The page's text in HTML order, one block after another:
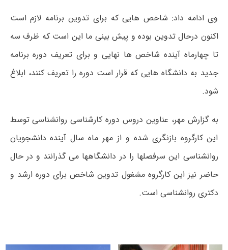
وی ادامه داد: شاخص هایی که برای تدوین برنامه لازم است
اکنون درحال تدوین بوده و پیش بینی ما این است که ظرف سه
تا چهارماه آینده شاخص ها نهایی و برای تعریف دوره برنامه
جدید به دانشگاه هایی که قرار است دوره را تعریف کنند، ابلاغ
شود.
به گزارش مهر، عناوین دروس دوره کارشناسی روانشناسی توسط
این کارگروه بازنگری شده و از مهر ماه سال آینده دانشجویان
روانشناسی این سرفصلها را در دانشگاهها می گذرانند و در حال
حاضر نیز این کارگروه مشغول تدوین شاخص برای دوره ارشد و
دکتری روانشناسی است.